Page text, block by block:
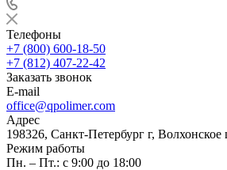
Телефоны
+7 (800) 600-18-50
+7 (812) 407-22-42
Заказать звонок
E-mail
office@qpolimer.com
Адрес
198326, Санкт-Петербург г,
Режим работы
Пн. – Пт.: с 9:00 до 18:00